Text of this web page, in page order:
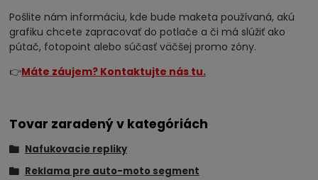
Pošlite nám informáciu, kde bude maketa používaná, akú
grafiku chcete zapracovať do potlače a či má slúžiť ako
pútač, fotopoint alebo súčasť väčšej promo zóny.
👉Máte záujem? Kontaktujte nás tu.
Tovar zaradený v kategóriách
Nafukovacie repliky
Reklama pre auto-moto segment